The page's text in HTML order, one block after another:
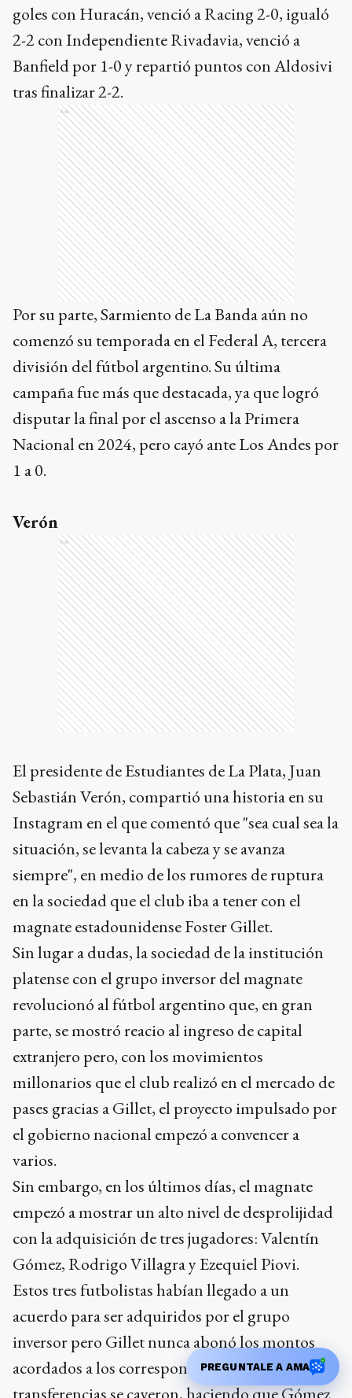
goles con Huracán, venció a Racing 2-0, igualó
2-2 con Independiente Rivadavia, venció a
Banfield por 1-0 y repartió puntos con Aldosivi
tras finalizar 2-2.
Ads
Por su parte, Sarmiento de La Banda aún no
comenzó su temporada en el Federal A, tercera
división del fútbol argentino. Su última
campaña fue más que destacada, ya que logró
disputar la final por el ascenso a la Primera
Nacional en 2024, pero cayó ante Los Andes por
1 a 0.
Verón
Ads
El presidente de Estudiantes de La Plata, Juan
Sebastián Verón, compartió una historia en su
Instagram en el que comentó que "sea cual sea la
situación, se levanta la cabeza y se avanza
siempre", en medio de los rumores de ruptura
en la sociedad que el club iba a tener con el
magnate estadounidense Foster Gillet.
Sin lugar a dudas, la sociedad de la institución
platense con el grupo inversor del magnate
revolucionó al fútbol argentino que, en gran
parte, se mostró reacio al ingreso de capital
extranjero pero, con los movimientos
millonarios que el club realizó en el mercado de
pases gracias a Gillet, el proyecto impulsado por
el gobierno nacional empezó a convencer a
varios.
Sin embargo, en los últimos días, el magnate
empezó a mostrar un alto nivel de desprolijidad
con la adquisición de tres jugadores: Valentín
Gómez, Rodrigo Villagra y Ezequiel Piovi.
Estos tres futbolistas habían llegado a un
acuerdo para ser adquiridos por el grupo
inversor pero Gillet nunca abonó los montos
acordados a los correspondientes clubes y las
transferencias se cayeron, haciendo que Gómez
PREGUNTALE A AMA